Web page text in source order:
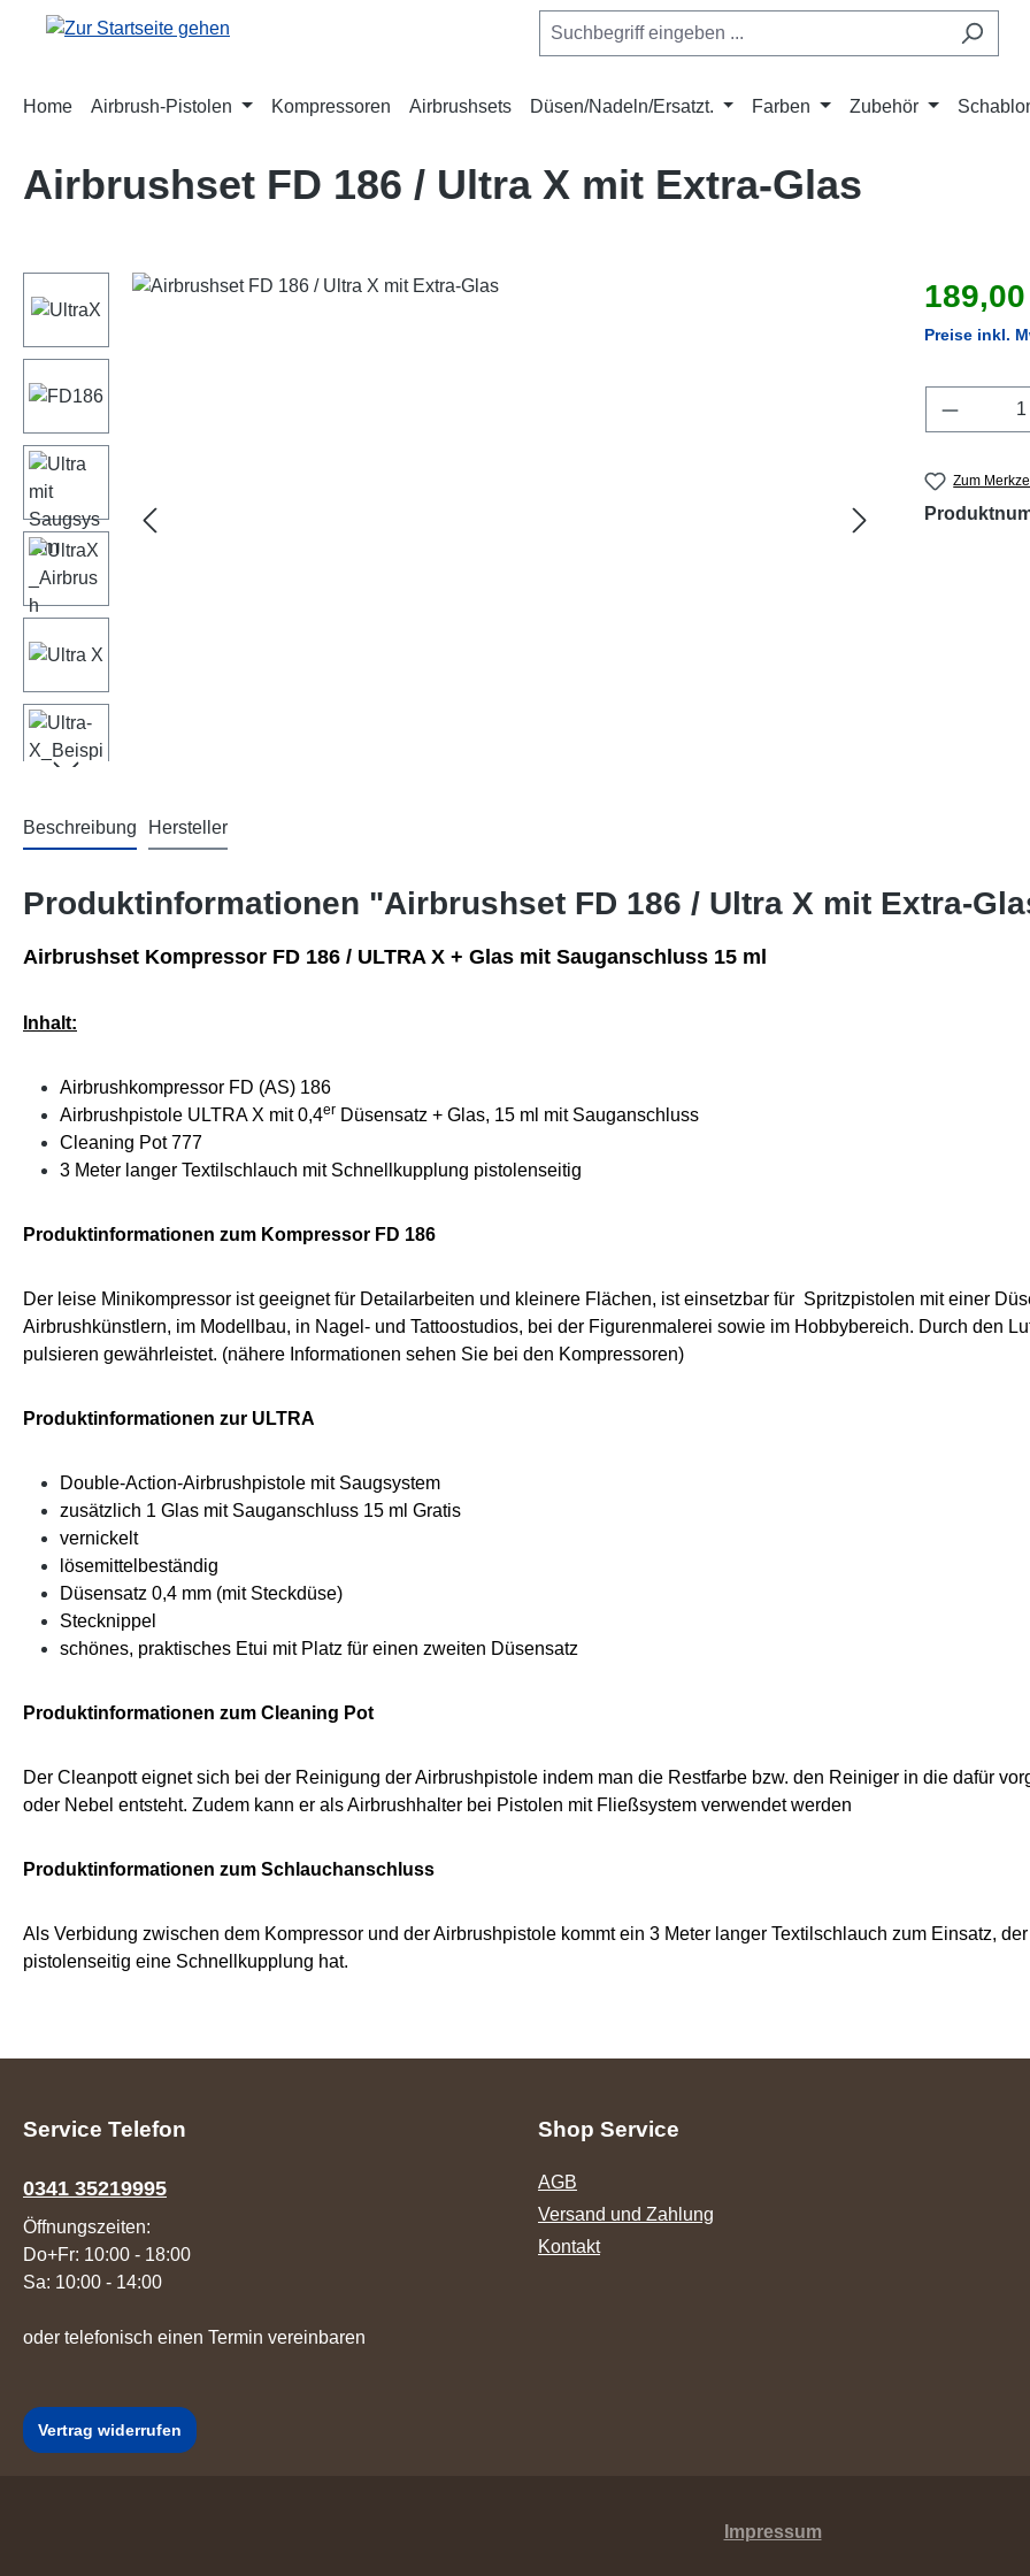
Hauptinhalt springen
Zur Suche springen
Zur Hauptnavigation springen
Home Airbrush-Pistolen Kompressoren Airbrushsets Düsen/Nadeln/Ersatzt. Farben Zubehör
Airbrushset FD 186 / Ultra X mit Extra-Glas
Bildergalerie überspringen
Preise inkl.
Zum
Beschreibung Hersteller
Produktinformationen "Airbrushset FD 186 / Ultra X mit Extra-
Airbrushset Kompressor FD 186 / ULTRA X + Glas mit Sauganschluss 15 ml
Inhalt:
Airbrushkompressor FD (AS) 186
Airbrushpistole ULTRA X mit 0,4er Düsensatz + Glas, 15 ml mit Sauganschluss
Cleaning Pot 777
3 Meter langer Textilschlauch mit Schnellkupplung pistolenseitig
Produktinformationen zum Kompressor FD 186
Der leise Minikompressor ist geeignet für Detailarbeiten und kleinere Flächen, ist einsetzbar für Spritzpistolen mit einer
Airbrushkünstlern, im Modellbau, in Nagel- und Tattoostudios, bei der Figurenmalerei sowie im Hobbybereich. Durch den
pulsieren gewährleistet. (nähere Informationen sehen Sie bei den Kompressoren)
Produktinformationen zur ULTRA
Double-Action-Airbrushpistole mit Saugsystem
zusätzlich 1 Glas mit Sauganschluss 15 ml Gratis
vernickelt
lösemittelbeständig
Düsensatz 0,4 mm (mit Steckdüse)
Stecknippel
schönes, praktisches Etui mit Platz für einen zweiten Düsensatz
Produktinformationen zum Cleaning Pot
Der Cleanpott eignet sich bei der Reinigung der Airbrushpistole indem man die Restfarbe bzw. den Reiniger in die dafür
oder Nebel entsteht. Zudem kann er als Airbrushhalter bei Pistolen mit Fließsystem verwendet werden
Produktinformationen zum Schlauchanschluss
Als Verbidung zwischen dem Kompressor und der Airbrushpistole kommt ein 3 Meter langer Textilschlauch zum Einsatz,
pistolenseitig eine Schnellkupplung hat.
Service Telefon
0341 35219995
Öffnungszeiten:
Do+Fr: 10:00 - 18:00
Sa: 10:00 - 14:00
oder telefonisch einen Termin vereinbaren
Vertrag widerrufen
Shop Service
AGB
Versand und Zahlung
Kontakt
Impressum